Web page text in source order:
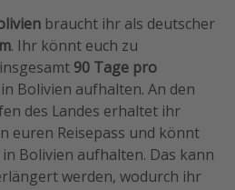
braucht ihr als deutscher
. Ihr könnt euch zu
90 Tage pro
in Bolivien aufhalten. An den
des Landes erhaltet ihr
euren Reisepass und könnt
in Bolivien aufhalten. Das kann
werden, wodurch ihr